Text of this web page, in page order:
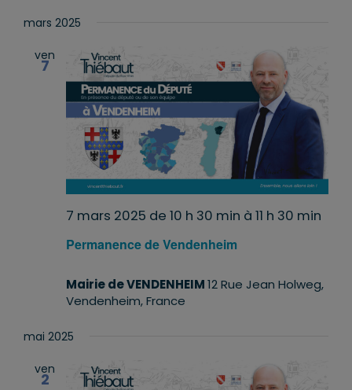
mars 2025
ven
7
Permanence de Vendenheim
7 mars 2025 de 10 h 30 min à 11 h 30 min
Mairie de VENDENHEIM12 Rue Jean Holweg,
Vendenheim, France
mai 2025
ven
2